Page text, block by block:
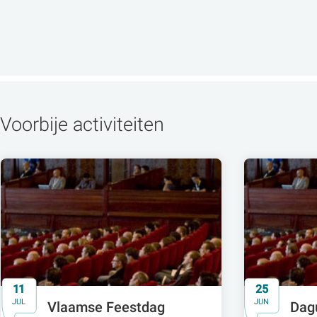
Voorbije activiteiten
11
JUL Vlaamse Feestdag
25
JUN